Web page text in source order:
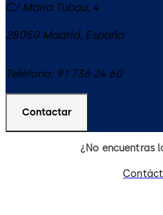
C/ María Tubau, 4
28050 Madrid, España
Teléfono: 91 736 24 60
Contactar
¿No encuentras